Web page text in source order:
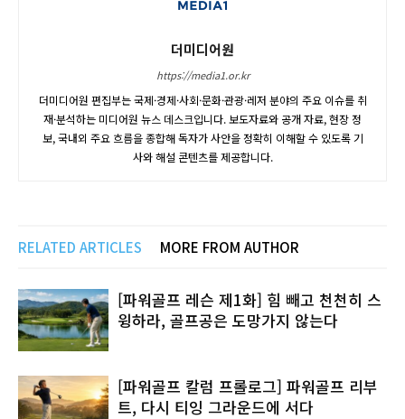
더미디어원
https://media1.or.kr
더미디어원 편집부는 국제·경제·사회·문화·관광·레저 분야의 주요 이슈를 취
재·분석하는 미디어원 뉴스 데스크입니다. 보도자료와 공개 자료, 현장 정
보, 국내외 주요 흐름을 종합해 독자가 사안을 정확히 이해할 수 있도록 기
사와 해설 콘텐츠를 제공합니다.
RELATED ARTICLES MORE FROM AUTHOR
[파워골프 레슨 제1화] 힘 빼고 천천히 스
윙하라, 골프공은 도망가지 않는다
[파워골프 칼럼 프롤로그] 파워골프 리부
트, 다시 티잉 그라운드에 서다